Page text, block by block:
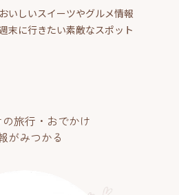
いしいスイーツやグルメ情報
末に行きたい素敵なスポット
旅行・おでかけ
がみつかる